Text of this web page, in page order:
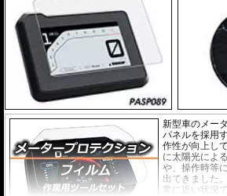
新型車のメー
パネルを採用
作性が向上し
に太陽光によ
や、操作時等
出てきました
常に近い状況で